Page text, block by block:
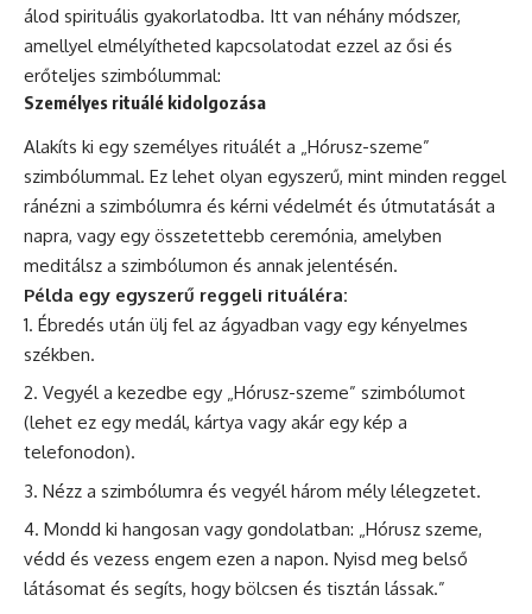
álod spirituális gyakorlatodba. Itt van néhány módszer,
amellyel elmélyítheted kapcsolatodat ezzel az ősi és
erőteljes szimbólummal:
Személyes rituálé kidolgozása
Alakíts ki egy személyes rituálét a „Hórusz-szeme”
szimbólummal. Ez lehet olyan egyszerű, mint minden reggel
ránézni a szimbólumra és kérni védelmét és útmutatását a
napra, vagy egy összetettebb ceremónia, amelyben
meditálsz a szimbólumon és annak jelentésén.
Példa egy egyszerű reggeli rituáléra:
Ébredés után ülj fel az ágyadban vagy egy kényelmes
székben.
Vegyél a kezedbe egy „Hórusz-szeme” szimbólumot
(lehet ez egy medál, kártya vagy akár egy kép a
telefonodon).
Nézz a szimbólumra és vegyél három mély lélegzetet.
Mondd ki hangosan vagy gondolatban: „Hórusz szeme,
védd és vezess engem ezen a napon. Nyisd meg belső
látásomat és segíts, hogy bölcsen és tisztán lássak.”